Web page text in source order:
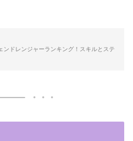
ンドレンジャーランキング！スキルとステ